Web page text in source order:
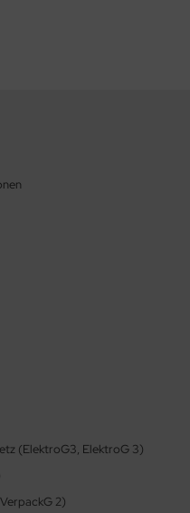
(ElektroG3, ElektroG 3)
2)